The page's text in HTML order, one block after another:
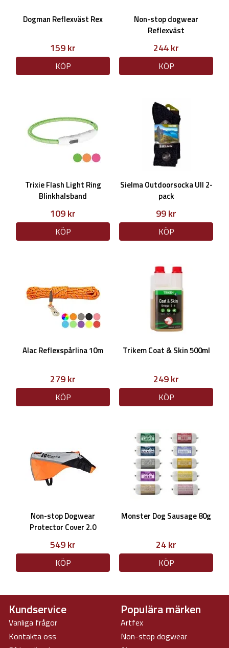
Dogman Reflexväst Rex
159 kr
KÖP
Non-stop dogwear
Reflexväst
244 kr
KÖP
Trixie Flash Light Ring
Blinkhalsband
109 kr
KÖP
Sielma Outdoorsocka Ull 2-
pack
99 kr
KÖP
Alac Reflexspårlina 10m
279 kr
KÖP
Trikem Coat & Skin 500ml
249 kr
KÖP
Non-stop Dogwear
Protector Cover 2.0
549 kr
KÖP
Monster Dog Sausage 80g
24 kr
KÖP
Kundservice
Vanliga frågor
Kontakta oss
Populära märken
Artfex
Non-stop dogwear